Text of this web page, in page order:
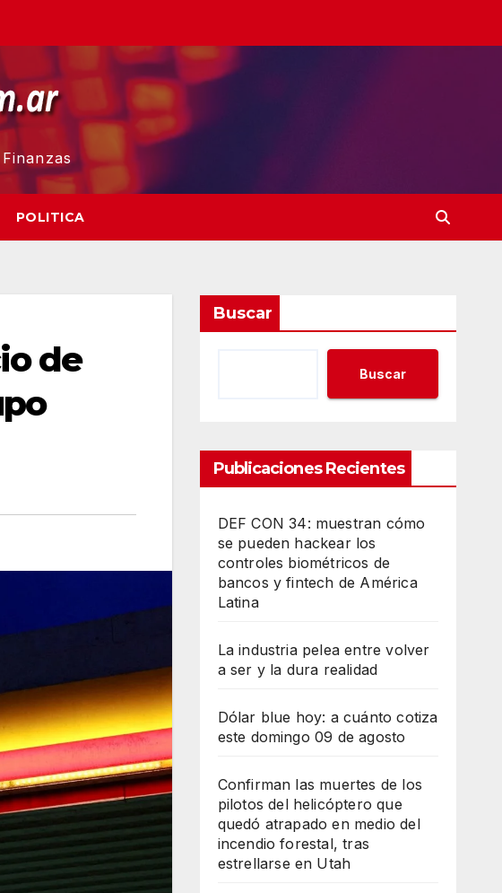
POLITICA
de
Buscar
Buscar
Publicaciones Recientes
DEF CON 34: muestran cómo
se pueden hackear los
controles biométricos de
bancos y fintech de América
Latina
La industria pelea entre volver
a ser y la dura realidad
Dólar blue hoy: a cuánto cotiza
este domingo 09 de agosto
Confirman las muertes de los
pilotos del helicóptero que
quedó atrapado en medio del
incendio forestal, tras
estrellarse en Utah